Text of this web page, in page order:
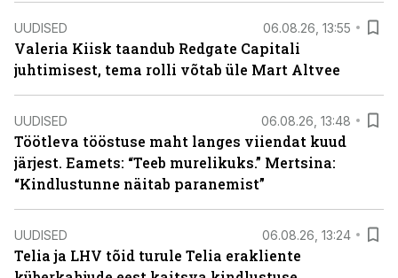
UUDISED 06.08.26, 13:55
Valeria Kiisk taandub Redgate Capitali
juhtimisest, tema rolli võtab üle Mart Altvee
UUDISED 06.08.26, 13:48
Töötleva tööstuse maht langes viiendat kuud
järjest. Eamets: “Teeb murelikuks.” Mertsina:
“Kindlustunne näitab paranemist”
UUDISED 06.08.26, 13:24
Telia ja LHV tõid turule Telia erakliente